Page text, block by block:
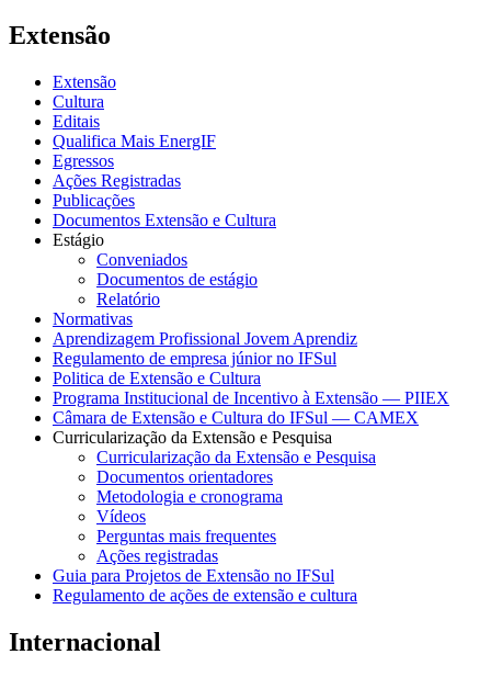
Extensão
Extensão
Cultura
Editais
Qualifica Mais EnergIF
Egressos
Ações Registradas
Publicações
Documentos Extensão e Cultura
Estágio
Conveniados
Documentos de estágio
Relatório
Normativas
Aprendizagem Profissional Jovem Aprendiz
Regulamento de empresa júnior no IFSul
Politica de Extensão e Cultura
Programa Institucional de Incentivo à Extensão — PIIEX
Câmara de Extensão e Cultura do IFSul — CAMEX
Curricularização da Extensão e Pesquisa
Curricularização da Extensão e Pesquisa
Documentos orientadores
Metodologia e cronograma
Vídeos
Perguntas mais frequentes
Ações registradas
Guia para Projetos de Extensão no IFSul
Regulamento de ações de extensão e cultura
Internacional